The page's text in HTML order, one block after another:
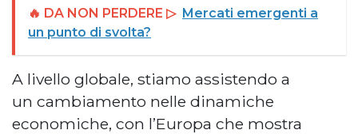
🔥 DA NON PERDERE ▷ Mercati emergenti a
un punto di svolta?
A livello globale, stiamo assistendo a
un cambiamento nelle dinamiche
economiche, con l’Europa che mostra